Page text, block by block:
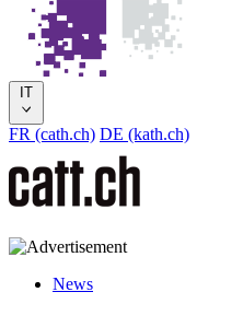
IT
FR (cath.ch) DE (kath.ch)
News